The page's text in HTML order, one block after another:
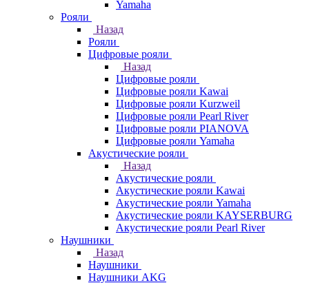
Yamaha
Рояли
Назад
Рояли
Цифровые рояли
Назад
Цифровые рояли
Цифровые рояли Kawai
Цифровые рояли Kurzweil
Цифровые рояли Pearl River
Цифровые рояли PIANOVA
Цифровые рояли Yamaha
Акустические рояли
Назад
Акустические рояли
Акустические рояли Kawai
Акустические рояли Yamaha
Акустические рояли KAYSERBURG
Акустические рояли Pearl River
Наушники
Назад
Наушники
Наушники AKG